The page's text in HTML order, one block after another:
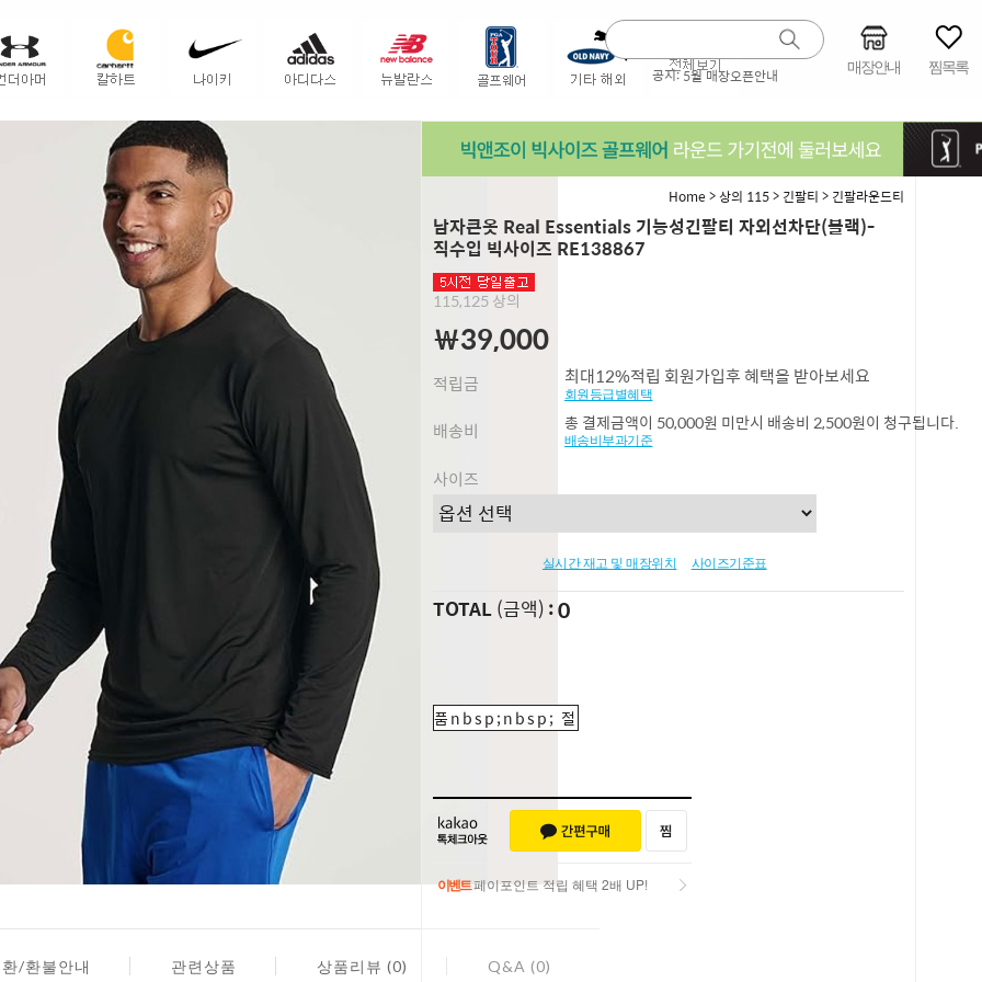
공지:5월 매장오픈안내 매장안내 찜목록
Home>상의 115> 긴팔티 > 긴팔라운드티
남자큰옷 Real Essentials 기능성긴팔티 자외선차단(블랙)-
직수입 빅사이즈 RE138867
115,125 상의
￦39,000
적립금 최대12%적립 회원가입후 혜택을 받아보세요
회원등급별혜택
배송비 총 결제금액이 50,000원 미만시 배송비 2,500원이 청구됩니다.
배송비부과기준
사이즈
실시간 재고 및 매장위치 사이즈기준표
TOTAL(금액) 0
품nbsp;nbsp; 절
이벤트페이포인트 적립 혜택 2배 UP!
/환불안내 관련상품 상품리뷰 (0) Q&A (0)